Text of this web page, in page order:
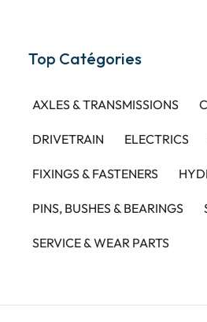
Top Catégories
AXLES & TRANSMISSIONS
DRIVETRAIN ELECTRICS
FIXINGS & FASTENERS
PINS, BUSHES & BEARINGS
SERVICE & WEAR PARTS